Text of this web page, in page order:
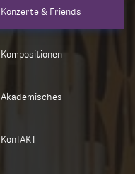
Konzerte & Friends
Kompositionen
Akademisches
KonTAKT